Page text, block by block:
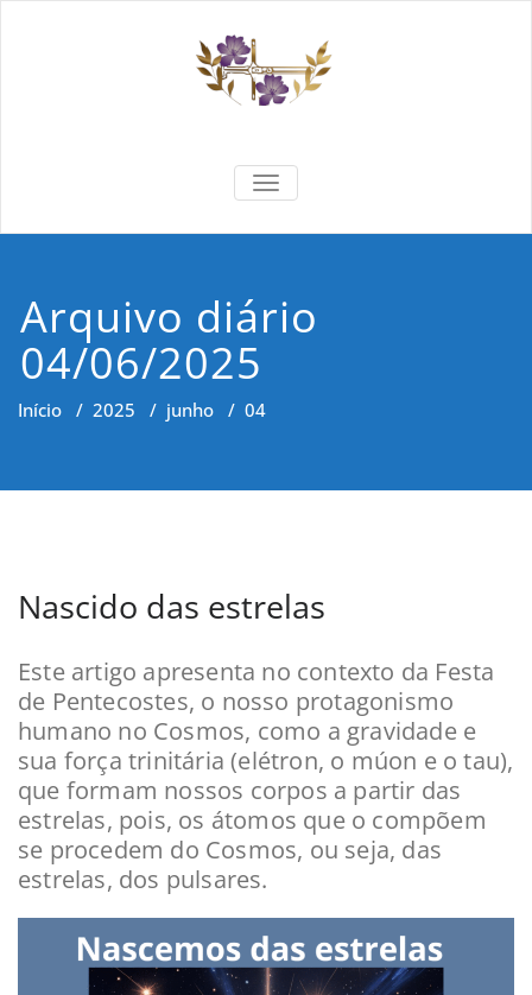
Saber
Cidadania e Dignidade Humana
TOGGLE NAVIGATION
Arquivo diário
04/06/2025
Início / 2025 / junho / 04
Nascido das estrelas
Este artigo apresenta no contexto da Festa
de Pentecostes, o nosso protagonismo
humano no Cosmos, como a gravidade e
sua força trinitária (elétron, o múon e o tau),
que formam nossos corpos a partir das
estrelas, pois, os átomos que o compõem
se procedem do Cosmos, ou seja, das
estrelas, dos pulsares.